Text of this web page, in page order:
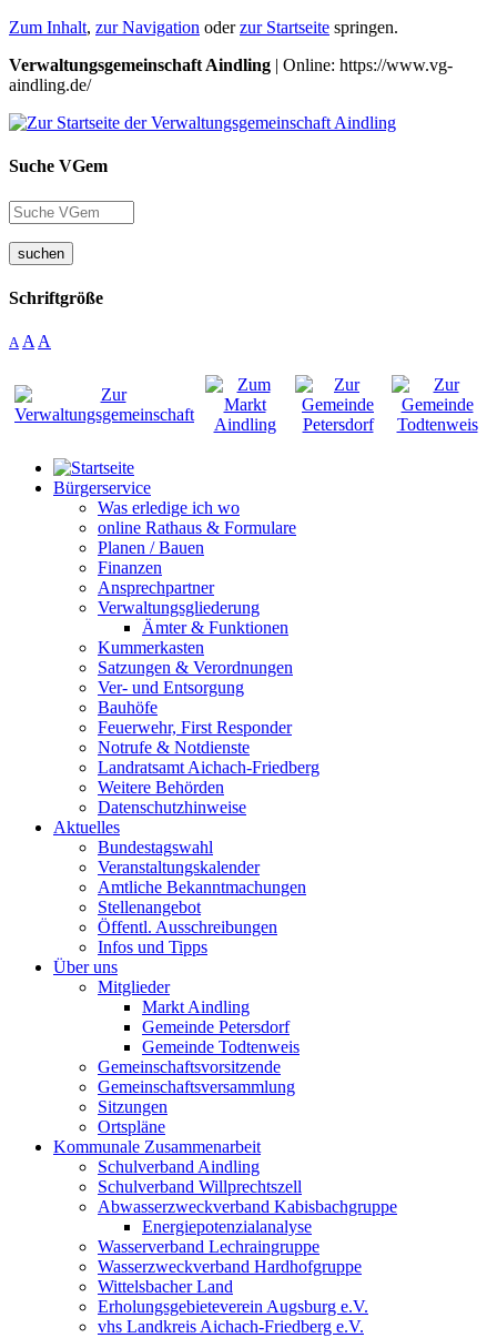
Zum Inhalt, zur Navigation oderzur Startseite springen.
Verwaltungsgemeinschaft Aindling | Online: https://www.vg-
aindling.de/
Suche VGem
suchen
Schriftgröße
A A A
Bürgerservice
Was erledige ich wo
online Rathaus & Formulare
Planen / Bauen
Finanzen
Ansprechpartner
Verwaltungsgliederung
Ämter & Funktionen
Kummerkasten
Satzungen & Verordnungen
Ver- und Entsorgung
Bauhöfe
Feuerwehr, First Responder
Notrufe & Notdienste
Landratsamt Aichach-Friedberg
Weitere Behörden
Datenschutzhinweise
Aktuelles
Bundestagswahl
Veranstaltungskalender
Amtliche Bekanntmachungen
Stellenangebot
Öffentl. Ausschreibungen
Infos und Tipps
Über uns
Mitglieder
Markt Aindling
Gemeinde Petersdorf
Gemeinde Todtenweis
Gemeinschaftsvorsitzende
Gemeinschaftsversammlung
Sitzungen
Ortspläne
Kommunale Zusammenarbeit
Schulverband Aindling
Schulverband Willprechtszell
Abwasserzweckverband Kabisbachgruppe
Energiepotenzialanalyse
Wasserverband Lechraingruppe
Wasserzweckverband Hardhofgruppe
Wittelsbacher Land
Erholungsgebieteverein Augsburg e.V.
vhs Landkreis Aichach-Friedberg e.V.